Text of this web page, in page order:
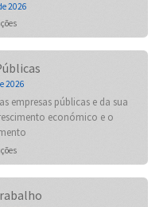
2026
2026
empresas públicas e da sua
económico e o